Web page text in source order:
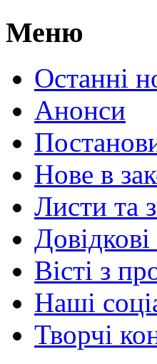
Меню
Останні
Анонси
Нове в
Листи та
Вісті з
Наші
Творчі